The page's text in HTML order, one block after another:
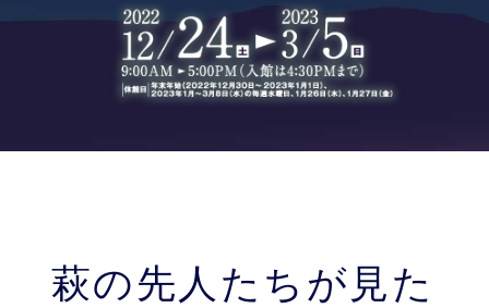
萩の先人たちが見た